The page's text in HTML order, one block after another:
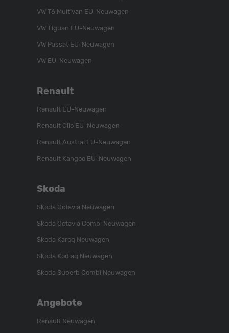
Instagram
KanalFacebook
VW T6 Multivan EU-Neuwagen
VW Tiguan EU-Neuwagen
VW Passat EU-Neuwagen
VW EU-Neuwagen
Renault
Renault EU-Neuwagen
Renault Clio EU-Neuwagen
Renault Austral EU-Neuwagen
Renault Kangoo EU-Neuwagen
Skoda
Skoda Octavia Neuwagen
Skoda Octavia Combi Neuwagen
Skoda Karoq Neuwagen
Skoda Kodiaq Neuwagen
Skoda Superb Combi Neuwagen
Angebote
Renault Neuwagen